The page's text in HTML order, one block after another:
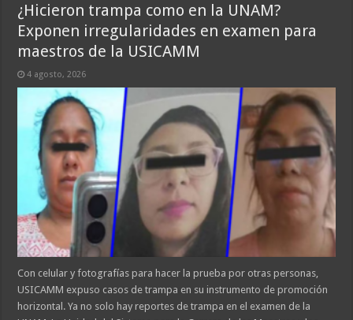
¿Hicieron trampa como en la UNAM?
Exponen irregularidades en examen para
maestros de la USICAMM
4 agosto, 2026
Con celular y fotografías para hacer la prueba por otras personas,
USICAMM expuso casos de trampa en su instrumento de promoción
horizontal. Ya no solo hay reportes de trampa en el examen de la